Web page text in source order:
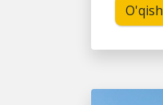
O'qish